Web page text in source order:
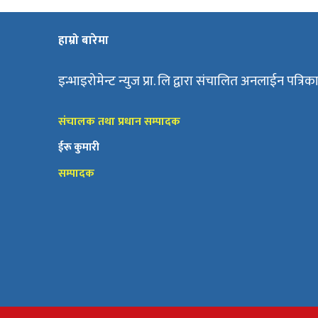
हाम्रो बारेमा
इन्भाइरोमेन्ट न्युज प्रा. लि द्वारा संचालित अनलाईन
संचालक तथा प्रधान सम्पादक
ईरू कुमारी
सम्पादक